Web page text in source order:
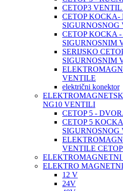
CETOP3
CETOP KOCKA-
CETOP KOCKA
SIGURNOSNIM
SERIJSKO
SIGURNOSNIM
VENTILE
električni konektor
NG10 VENTILI
CETOP 5 -
CETOP 5
VENTILE
ELEKTRO
12 V
24V